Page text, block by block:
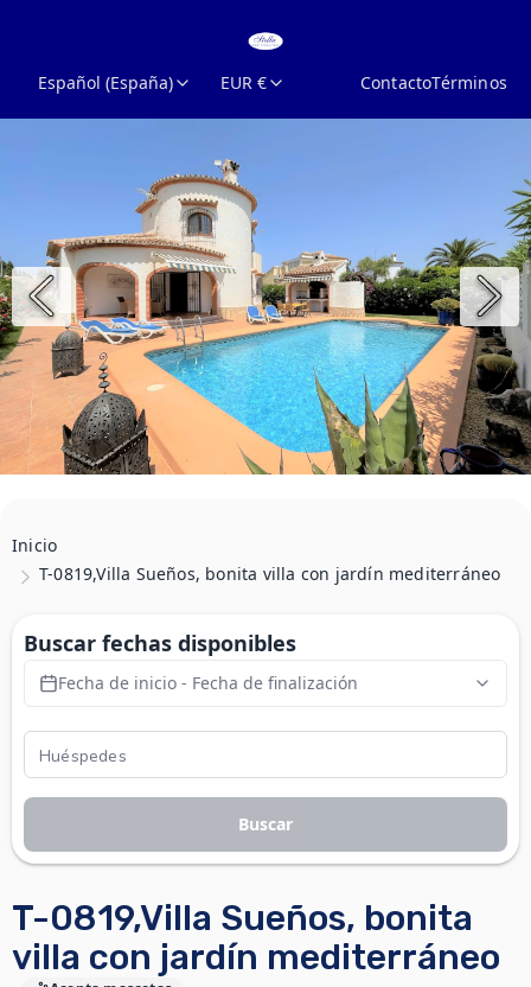
Español (España) EUR € ContactoTérminos
Inicio
T-0819,Villa Sueños, bonita villa con jardín mediterráneo
T-0819,Villa Sueños, bonita
villa con jardín mediterráneo
Buscar fechas disponibles
Fecha de inicio - Fecha de finalización
Buscar